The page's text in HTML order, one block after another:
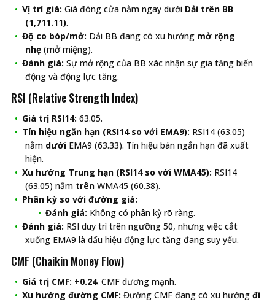
Vị trí giá: Giá đóng cửa nằm ngay dưới Dải trên BB
(1,711.11).
Độ co bóp/mở: Dải BB đang có xu hướng mở rộng
nhẹ (mở miệng).
Đánh giá: Sự mở rộng của BB xác nhận sự gia tăng biến
động và động lực tăng.
RSI (Relative Strength Index)
Giá trị RSI14: 63.05.
Tín hiệu ngắn hạn (RSI14 so với EMA9): RSI14 (63.05)
nằm dưới EMA9 (63.33). Tín hiệu bán ngắn hạn đã xuất
hiện.
Xu hướng Trung hạn (RSI14 so với WMA45): RSI14
(63.05) nằm trên WMA45 (60.38).
Phân kỳ so với đường giá:
Đánh giá: Không có phân kỳ rõ ràng.
Đánh giá: RSI duy trì trên ngưỡng 50, nhưng việc cắt
xuống EMA9 là dấu hiệu động lực tăng đang suy yếu.
CMF (Chaikin Money Flow)
Giá trị CMF: +0.24. CMF dương mạnh.
Xu hướng đường CMF: Đường CMF đang có xu hướng đi